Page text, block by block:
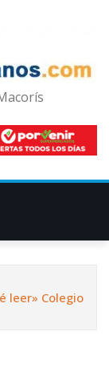
leer» Colegio